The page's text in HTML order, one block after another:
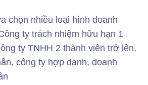
chọn nhiều loại hình doanh
ty trách nhiệm hữu hạn 1
ty TNHH 2 thành viên trở lên,
công ty hợp danh, doanh